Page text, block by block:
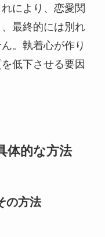
により、恋愛関
最終的には別れ
。執着心が作り
低下させる要因
体的な方法
の方法